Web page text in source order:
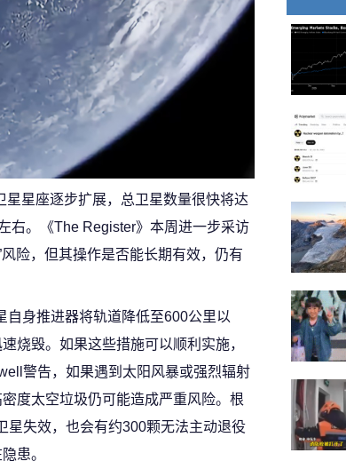
星座逐步扩展，总卫星数量很快将达
右。《The Register》本周进一步采访
险，但其操作是否能长期有效，仍有
身推进器将轨道降低至600公里以
烧毁。如果这些措施可以顺利实施，
警告，如果遇到太阳风暴或强烈辐射
度太空垃圾仍可能造成严重风险。根
星失效，也会有约300颗无法主动退役
患。